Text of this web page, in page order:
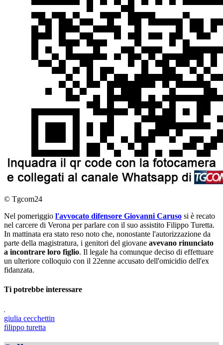
© Tgcom24
Nel pomeriggio l'avvocato difensore Giovanni Caruso si è recato
nel carcere di Verona per parlare con il suo assistito Filippo Turetta.
In mattinata era stato reso noto che, nonostante l'autorizzazione da
parte della magistratura, i genitori del giovane avevano rinunciato
a incontrare loro figlio. Il legale ha comunque deciso di effettuare
un ulteriore colloquio con il 22enne accusato dell'omicidio dell'ex
fidanzata.
Ti potrebbe interessare
giulia cecchettin
filippo turetta